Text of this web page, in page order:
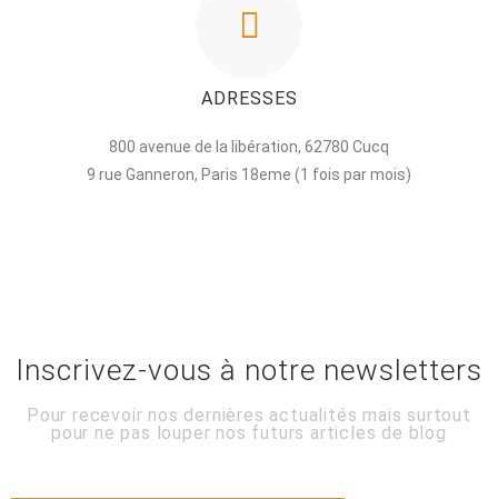
ADRESSES
800 avenue de la libération, 62780 Cucq
9 rue Ganneron, Paris 18eme (1 fois par mois)
Inscrivez-vous à notre newsletters
Pour recevoir nos dernières actualités mais surtout
pour ne pas louper nos futurs articles de blog